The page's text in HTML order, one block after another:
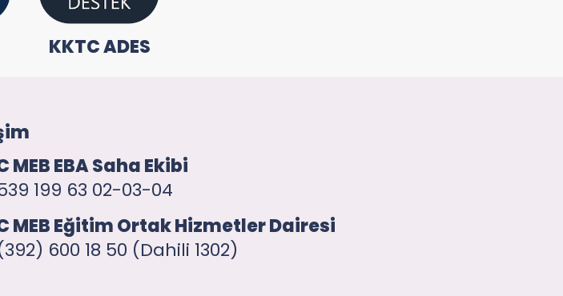
KKTC ADES
MEB EBA Saha Ekibi
199 63 02-03-04
MEB Eğitim Ortak Hizmetler Dairesi
600 18 50 (Dahili 1302)